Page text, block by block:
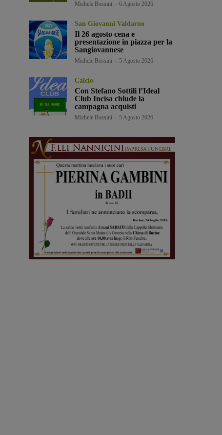
Michele Bossini 6 Agosto 2026
San Giovanni Valdarno
Il 26 agosto cena e
presentazione in piazza per la
Sangiovannese
Michele Bossini 5 Agosto 2026
Calcio
Con Stefano Sottili l’Ideal
Club Incisa chiude la
campagna acquisti
Michele Bossini 5 Agosto 2026